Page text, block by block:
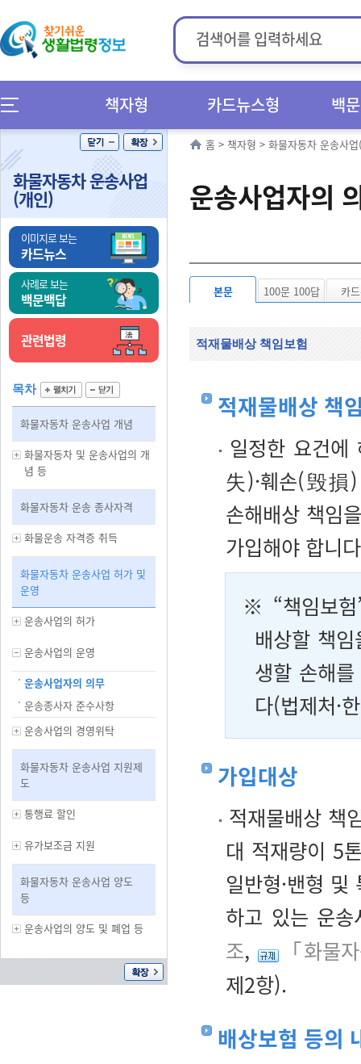
책자형 카드뉴스형 백
화물자동차 운송사업
(개인)
이미지로 보는
카드뉴스
사례로 보는
백문백답
관련법령
목차
화물자동차 운송사업 개념
화물자동차 및 운송사업의 개
념 등
화물자동차 운송 종사자격
화물운송 자격증 취득
화물자동차 운송사업 허가 및
운영
운송사업의 허가
운송사업의 운영
운송사업자의 의무
운송종사자 준수사항
운송사업의 경영위탁
화물자동차 운송사업 지원제
도
통행료 할인
유가보조금 지원
화물자동차 운송사업 양도
등
운송사업의 양도 및 폐업 등
홈 > 책자형 > 화물자동차 운송사
운송사업자의
본문 100문 100답 카
적재물배상 책임보험
적재물배상 책
일정한 요건에
失)·훼손(毁損
손해배상 책임
가입해야 합니
※ “책임보험
배상할 책
생할 손해
다(법제처·
가입대상
적재물배상 책
대 적재량이 5
일반형·밴형
하고 있는 운송
조,
「화물
제2항).
배상보험 등의